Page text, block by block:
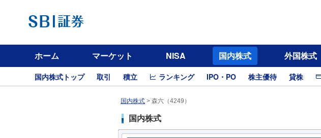
ホーム マーケット NISA 国内株式 外国株式
国内株式トップ 取引 積立 ランキング IPO・PO 株主優待 貸株
国内株式 > 森六（4249）
国内株式